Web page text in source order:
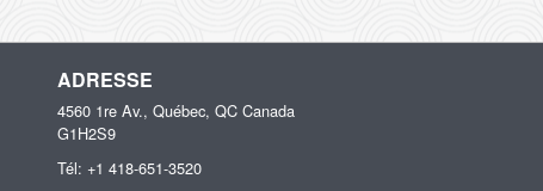
ADRESSE
4560 1re Av., Québec, QC Canada
G1H2S9
Tél: +1 418-651-3520